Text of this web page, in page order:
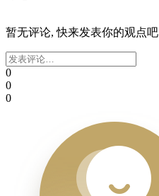
暂无评论, 快来发表你的观点吧
0
0
0